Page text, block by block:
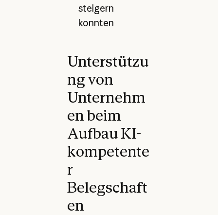
steigern
konnten
Unterstützu
ng von
Unternehm
en beim
Aufbau KI-
kompetente
r
Belegschaft
en